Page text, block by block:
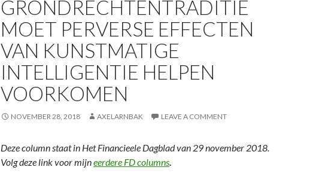
GRONDRECHTENTRADITIE
MOET PERVERSE EFFECTEN
VAN KUNSTMATIGE
INTELLIGENTIE HELPEN
VOORKOMEN
NOVEMBER 28, 2018 AXELARNBAK LEAVE A COMMENT
Deze column staat in Het Financieele Dagblad van 29 november 2018.
Volg deze link voor mijneerdere FD columns.